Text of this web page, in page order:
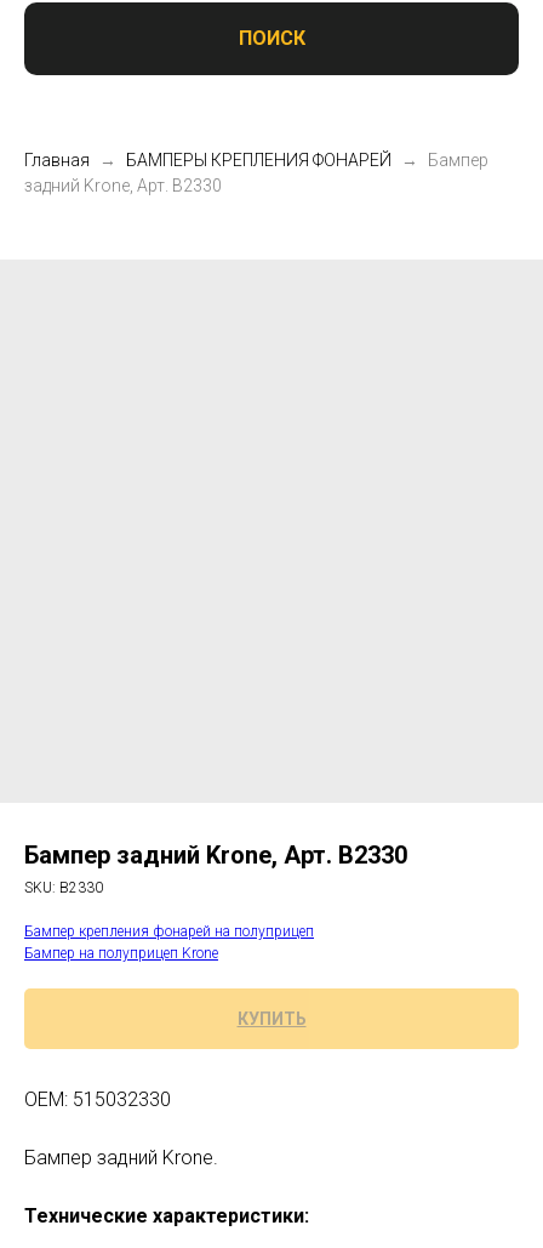
ПОИСК
Главная БАМПЕРЫ КРЕПЛЕНИЯ ФОНАРЕЙ
Бампер
задний Krone, Арт. B2330
Бампер задний Krone, Арт. B2330
SKU: B2330
Бампер крепления фонарей на полуприцеп
Бампер на полуприцеп Krone
КУПИТЬ
OEM: 515032330
Бампер задний Krone.
Технические характеристики: